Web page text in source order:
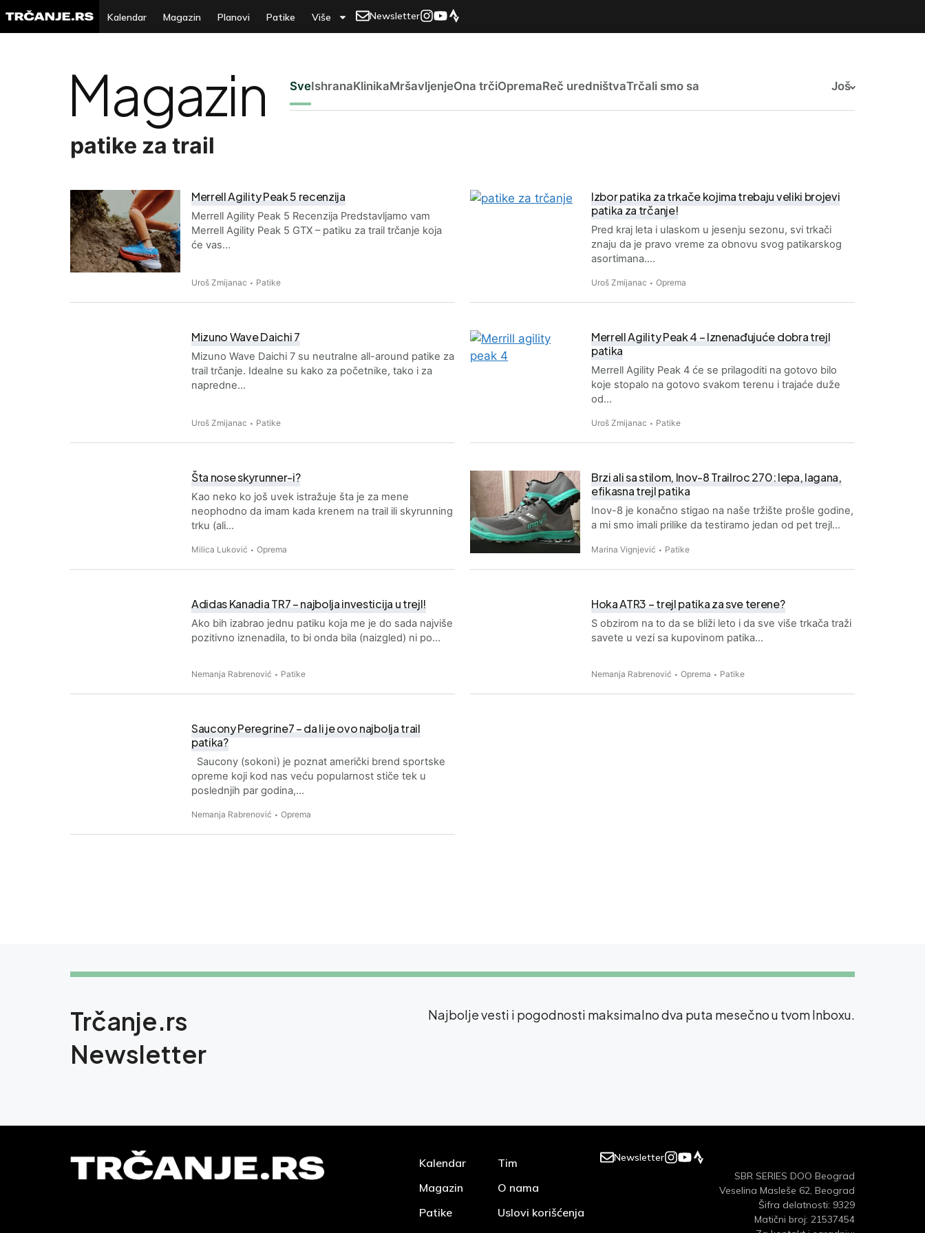
Kalendar Magazin Planovi Patike Više Newsletter
Magazin SveIshranaKlinikaMršavljenjeOna trčiOpremaReč uredništvaTrčali smo sa Još
patike za trail
Merrell Agility Peak 5 recenzija
Merrell Agility Peak 5 Recenzija Predstavljamo vam
Merrell Agility Peak 5 GTX – patiku za trail trčanje koja
će vas…
Uroš Zmijanac Patike
Izbor patika za trkače kojima trebaju veliki brojevi
patika za trčanje!
Pred kraj leta i ulaskom u jesenju sezonu, svi trkači
znaju da je pravo vreme za obnovu svog patikarskog
asortimana.…
Uroš Zmijanac Oprema
Mizuno Wave Daichi 7
Mizuno Wave Daichi 7 su neutralne all-around patike za
trail trčanje. Idealne su kako za početnike, tako i za
napredne…
Uroš Zmijanac Patike
Merrell Agility Peak 4 – Iznenađujuće dobra trejl
patika
Merrell Agility Peak 4 će se prilagoditi na gotovo bilo
koje stopalo na gotovo svakom terenu i trajaće duže
od…
Uroš Zmijanac Patike
Šta nose skyrunner-i?
Kao neko ko još uvek istražuje šta je za mene
neophodno da imam kada krenem na trail ili skyrunning
trku (ali…
Milica Luković Oprema
Brzi ali sa stilom, Inov-8 Trailroc 270: lepa, lagana,
efikasna trejl patika
Inov-8 je konačno stigao na naše tržište prošle godine,
a mi smo imali prilike da testiramo jedan od pet trejl…
Marina Vignjević Patike
Adidas Kanadia TR7 – najbolja investicija u trejl!
Ako bih izabrao jednu patiku koja me je do sada najviše
pozitivno iznenadila, to bi onda bila (naizgled) ni po…
Nemanja Rabrenović Patike
Hoka ATR3 – trejl patika za sve terene?
S obzirom na to da se bliži leto i da sve više trkača traži
savete u vezi sa kupovinom patika…
Nemanja Rabrenović Oprema Patike
Saucony Peregrine7 – da li je ovo najbolja trail
patika?
Saucony (sokoni) je poznat američki brend sportske
opreme koji kod nas veću popularnost stiče tek u
poslednjih par godina,…
Nemanja Rabrenović Oprema
Trčanje.rs
Newsletter
Najbolje vesti i pogodnosti maksimalno dva puta mesečno u tvom Inboxu.
Kalendar
Magazin
Patike
Tim
O nama
Uslovi korišćenja
Newsletter
SBR SERIES DOO Beograd
Veselina Masleše 62, Beograd
Šifra delatnosti: 9329
Matični broj: 21537454